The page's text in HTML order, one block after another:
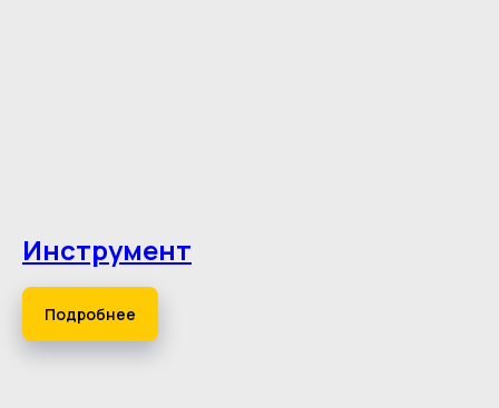
Инструмент
Подробнее